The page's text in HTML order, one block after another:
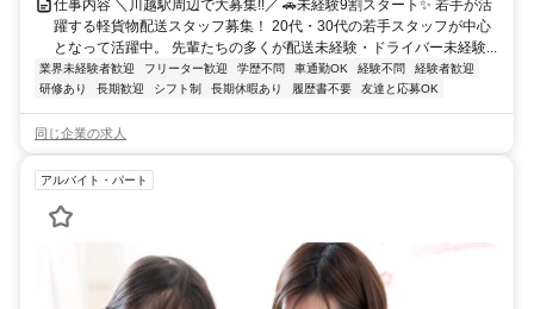
仕事内容 ＼川越駅周辺で大募集!!／ 🚗未経験9割スタート✨ 若手が活
躍する軽貨物配送スタッフ募集！ 20代・30代の若手スタッフが中心
となって活躍中。 先輩たちの多くが配送未経験・ドライバー未経験...
業界未経験者歓迎 フリーター歓迎 学歴不問 車通勤OK 経験不問
経験者歓迎
研修あり
長期歓迎 シフト制 長期休暇あり 履歴書不要 友達と応募OK
同じ企業の求人
アルバイト・パート